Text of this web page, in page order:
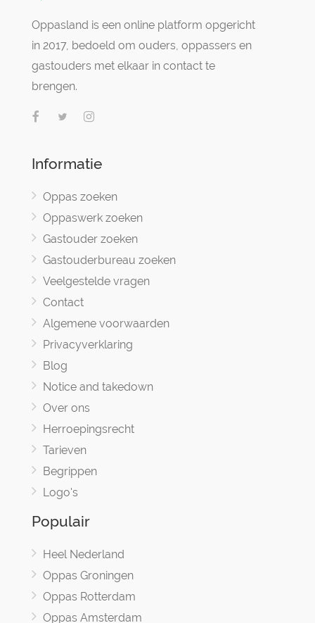
Oppasland is een online platform opgericht
in 2017, bedoeld om ouders, oppassers en
gastouders met elkaar in contact te
brengen.
Informatie
Oppas zoeken
Oppaswerk zoeken
Gastouder zoeken
Gastouderbureau zoeken
Veelgestelde vragen
Contact
Algemene voorwaarden
Privacyverklaring
Blog
Notice and takedown
Over ons
Herroepingsrecht
Tarieven
Begrippen
Logo's
Populair
Heel Nederland
Oppas Groningen
Oppas Rotterdam
Oppas Amsterdam